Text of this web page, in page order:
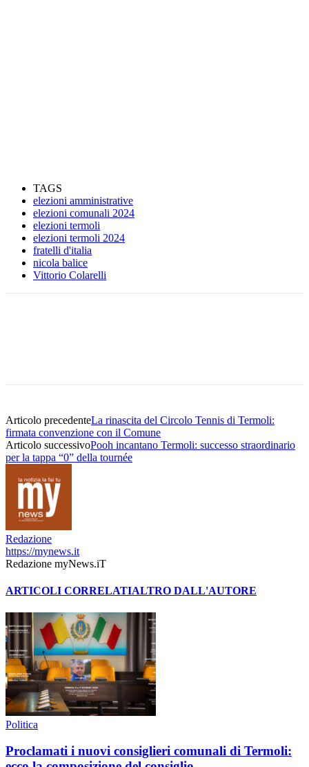
TAGS
elezioni amministrative
elezioni comunali 2024
elezioni termoli
elezioni termoli 2024
fratelli d'italia
nicola balice
Vittorio Colarelli
Articolo precedenteLa rinascita del Circolo Tennis di Termoli:
firmata convenzione con il Comune
Articolo successivoPooh incantano Termoli: successo straordinario
per la tappa “0” della tournée
Redazione
https://mynews.it
Redazione myNews.iT
ARTICOLI CORRELATIALTRO DALL'AUTORE
Politica
Proclamati i nuovi consiglieri comunali di Termoli: